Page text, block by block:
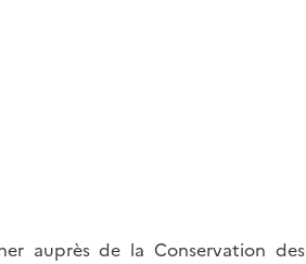
auprès de la Conservation des